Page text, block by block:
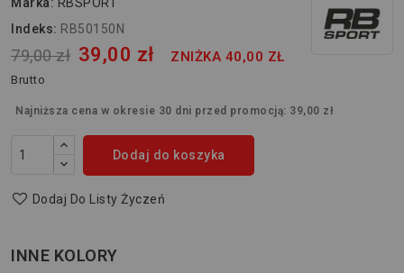
Marka: RBSPORT
Indeks: RB50150N
79,00 zł 39,00 zł ZNIŻKA 40,00 ZŁ
Brutto
Najniższa cena w okresie 30 dni przed promocją: 39,00 zł
Dodaj do koszyka
Dodaj Do Listy Życzeń
INNE KOLORY